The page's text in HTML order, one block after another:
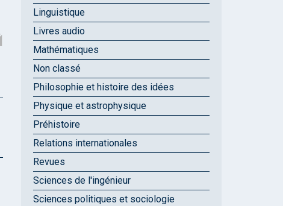
Linguistique
Livres audio
Mathématiques
Non classé
Philosophie et histoire des idées
Physique et astrophysique
Préhistoire
Relations internationales
Revues
Sciences de l'ingénieur
Sciences politiques et sociologie